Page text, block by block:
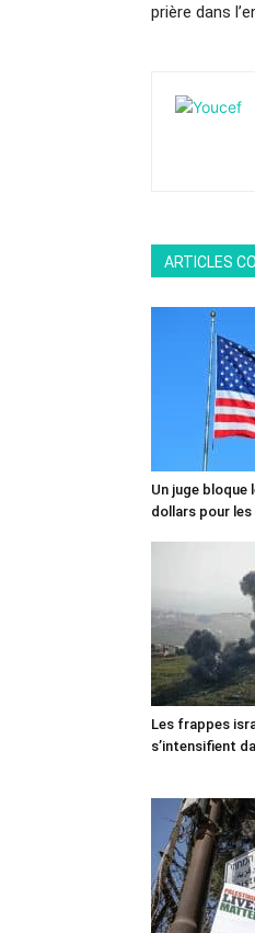
prière dans
ARTICLES
Un juge bloque
dollars pour les
Les frappes
s’intensifient